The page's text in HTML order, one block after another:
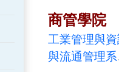
商管學院
工業管理與
與流通管理系